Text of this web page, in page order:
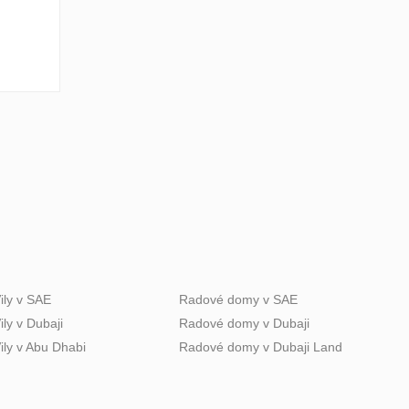
v SAE
v Dubaji
v Abu Dhabi
Radové domy v SAE
Radové domy v Dubaji
Radové domy v Dubaji Land